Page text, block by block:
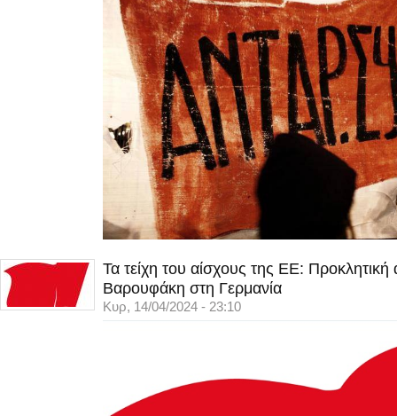
Τα τείχη του αίσχους της ΕΕ:
Βαρουφάκη στη Γερμανία
Κυρ, 14/04/2024 - 23:10